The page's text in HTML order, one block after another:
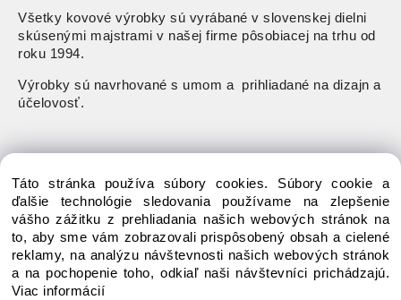
Všetky kovové výrobky sú vyrábané v slovenskej dielni
skúsenými majstrami v našej firme pôsobiacej na trhu od
roku 1994.
Výrobky sú navrhované s umom a prihliadané na dizajn a
účelovosť.
koprev@gmail.com
pondelok-piatok: 8:00 - 15:00
Táto stránka používa súbory cookies. Súbory cookie a
ďalšie technológie sledovania používame na zlepšenie
vášho zážitku z prehliadania našich webových stránok na
to, aby sme vám zobrazovali prispôsobený obsah a cielené
reklamy, na analýzu návštevnosti našich webových stránok
a na pochopenie toho, odkiaľ naši návštevníci prichádzajú.
Viac informácií